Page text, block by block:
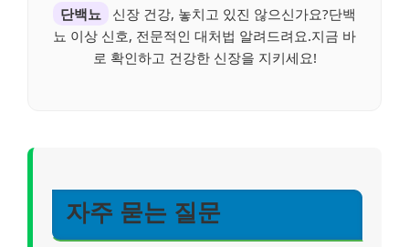
단백뇨
신장 건강, 놓치고 있진 않으신가요?단백
뇨 이상 신호, 전문적인 대처법 알려드려요.지금 바
로 확인하고 건강한 신장을 지키세요!
자주 묻는 질문